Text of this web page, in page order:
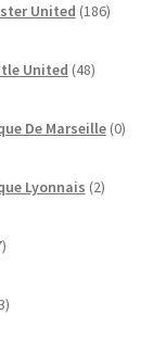
United 186izdelkov
United 48izdelkov
De Marseille 0
Lyonnais 2izdelka
izdelkov
izdelkov